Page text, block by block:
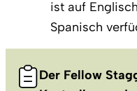
ist auf
Spanisch
Der Fellow